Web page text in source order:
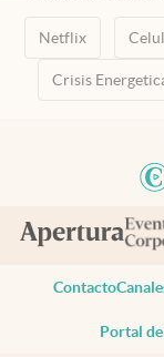
Netflix
Crisis
Contacto
Portal